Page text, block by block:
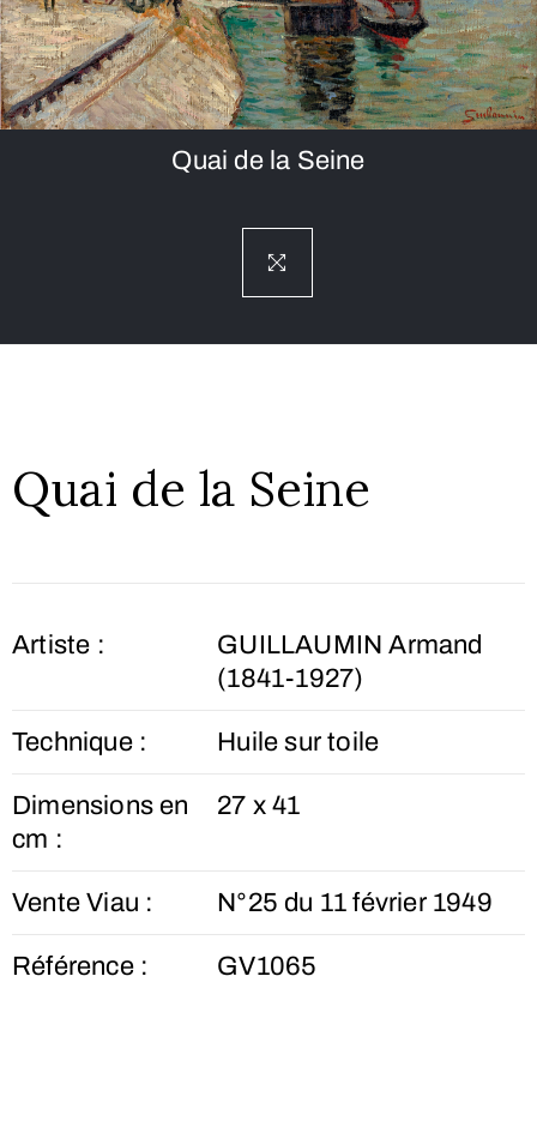
Quai de la Seine
Quai de la Seine
Artiste :
GUILLAUMIN Armand
(1841-1927)
Technique : Huile sur toile
Dimensions en
cm :
27 x 41
Vente Viau : N°25 du 11 février 1949
Référence : GV1065